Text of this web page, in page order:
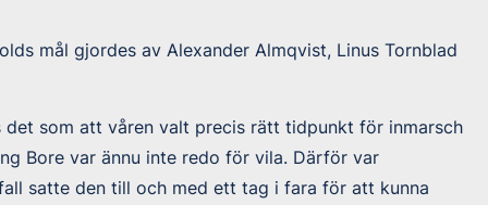
mål gjordes av Alexander Almqvist, Linus Tornblad
det som att våren valt precis rätt tidpunkt för inmarsch
Bore var ännu inte redo för vila. Därför var
satte den till och med ett tag i fara för att kunna